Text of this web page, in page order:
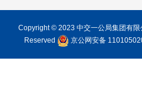
Copyright © 2023 中交一公局集团有
Reserved
京公网安备